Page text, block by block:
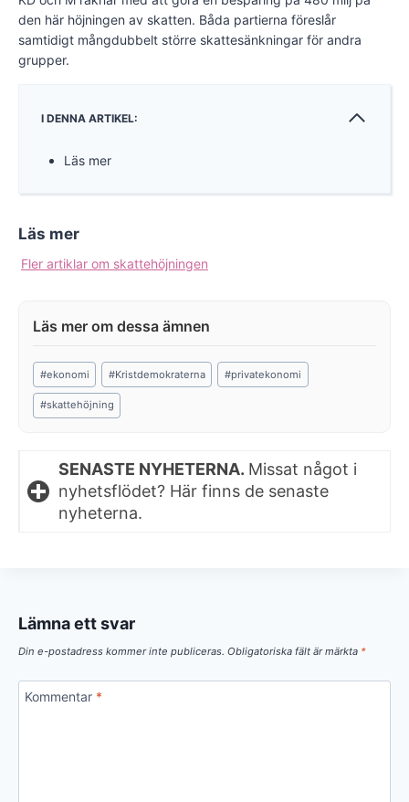
den här höjningen av skatten. Båda partierna föreslår
samtidigt mångdubbelt större skattesänkningar för andra
grupper.
I DENNA ARTIKEL:
Läs mer
Läs mer
Fler artiklar om skattehöjningen
Post
Tags:
#ekonomi #Kristdemokraterna #privatekonomi
#skattehöjning
SENASTE NYHETERNA. Missat något i
nyhetsflödet? Här finns de senaste
nyheterna.
Lämna ett svar
Din e-postadress kommer inte publiceras. Obligatoriska fält är märkta *
Kommentar *